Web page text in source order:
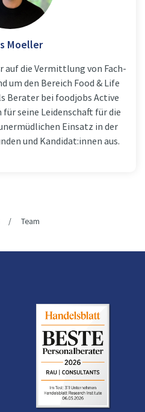
Moeller
auf die Vermittlung von Fach-
um den Bereich Food & Life
Berater bei foodjobs Active
seine Leidenschaft für die
Einsatz in der
und Kandidat:innen aus.
/ Team